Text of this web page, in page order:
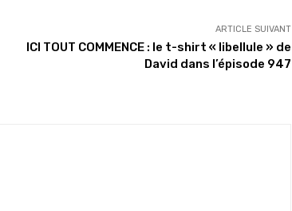
ARTICLE SUIVANT
ICI TOUT COMMENCE : le t-shirt « libellule » de
David dans l’épisode 947